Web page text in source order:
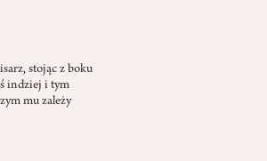
stojąc z boku
indziej i tym
mu zależy